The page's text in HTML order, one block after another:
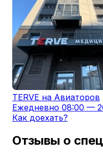
TERVE на Авиаторов
Ежедневно 08:00 —
Как доехать?
Отзывы о